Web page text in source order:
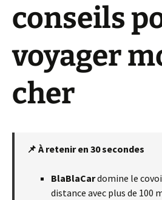
conseils
voyager
cher
📌 À retenir en 30 secondes
BlaBlaCardomine le
distance avec plus de 100